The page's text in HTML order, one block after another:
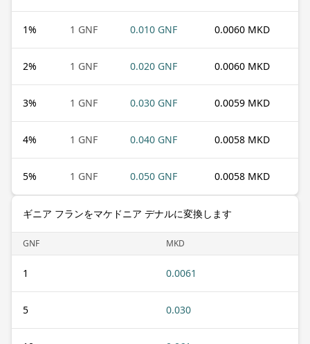
1% 1 GNF 0.010 GNF 0.0060 MKD
2% 1 GNF 0.020 GNF 0.0060 MKD
3% 1 GNF 0.030 GNF 0.0059 MKD
4% 1 GNF 0.040 GNF 0.0058 MKD
5% 1 GNF 0.050 GNF 0.0058 MKD
ギニア フランをマケドニア デナルに変換します
GNF MKD
1 0.0061
5 0.030